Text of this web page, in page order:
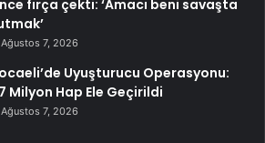
fırça çekti: ‘Amacı beni savaşta
Ağustos 7, 2026
Uyuşturucu Operasyonu:
Milyon Hap Ele Geçirildi
Ağustos 7, 2026